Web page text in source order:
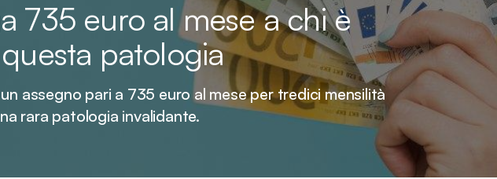
735 euro al mese a chi è
patologia
assegno pari a 735 euro al mese per tredici mensilità
rara patologia invalidante.